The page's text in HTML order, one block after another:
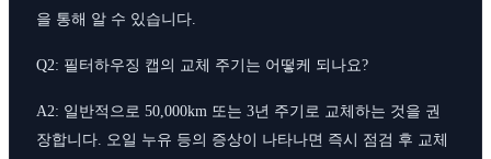
을 통해 알 수 있습니다.
Q2: 필터하우징 캡의 교체 주기는 어떻케 되나요?
A2: 일반적으로 50,000km 또는 3년 주기로 교체하는 것을 권
장합니다. 오일 누유 등의 증상이 나타나면 즉시 점검 후 교체